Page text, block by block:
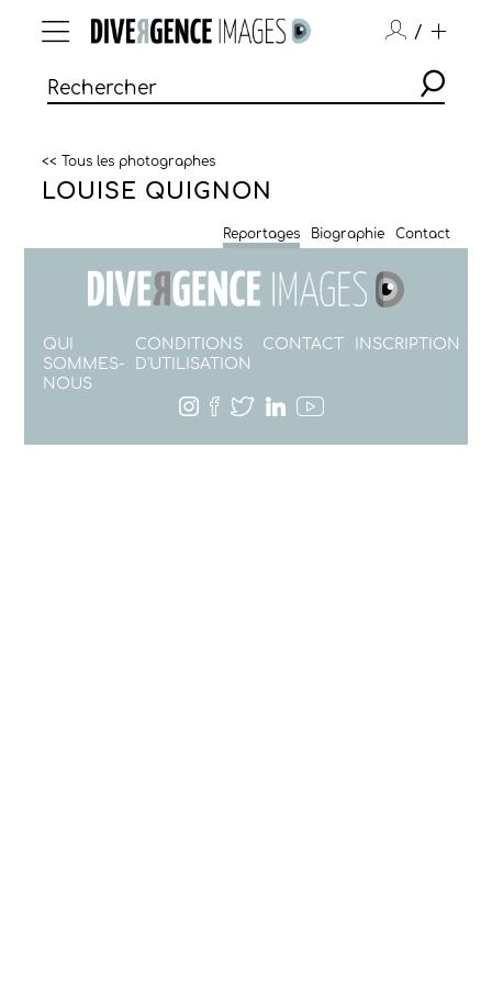
/
<< Tous les photographes
LOUISE QUIGNON
Reportages Biographie Contact
QUI
SOMMES-
NOUS
CONDITIONS
D'UTILISATION
CONTACT INSCRIPTION